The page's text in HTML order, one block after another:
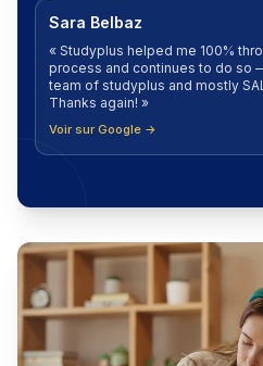
Sara Belbaz
« Studyplus helped me 100%
process and continues to do so
team of studyplus and mostly
Thanks again! »
Voir sur Google →